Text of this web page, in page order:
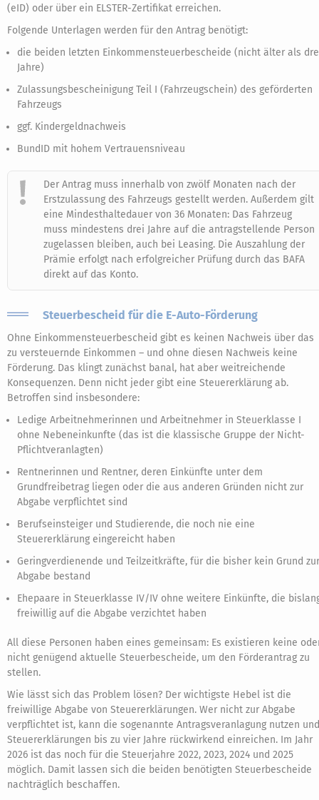
(eID) oder über ein ELSTER-Zertifikat erreichen.
Folgende Unterlagen werden für den Antrag benötigt:
die beiden letzten Einkommensteuerbescheide (nicht älter als
Jahre)
Zulassungsbescheinigung Teil I (Fahrzeugschein) des geförderten
Fahrzeugs
ggf. Kindergeldnachweis
BundID mit hohem Vertrauensniveau
Der Antrag muss innerhalb von zwölf Monaten nach der
Erstzulassung des Fahrzeugs gestellt werden. Außerdem gilt
eine Mindesthaltedauer von 36 Monaten: Das Fahrzeug
muss mindestens drei Jahre auf die antragstellende Person
zugelassen bleiben, auch bei Leasing. Die Auszahlung der
Prämie erfolgt nach erfolgreicher Prüfung durch das BAFA
direkt auf das Konto.
Steuerbescheid für die E-Auto-Förderung
Ohne Einkommensteuerbescheid gibt es keinen Nachweis über das
zu versteuernde Einkommen – und ohne diesen Nachweis keine
Förderung. Das klingt zunächst banal, hat aber weitreichende
Konsequenzen. Denn nicht jeder gibt eine Steuererklärung ab.
Betroffen sind insbesondere:
Ledige Arbeitnehmerinnen und Arbeitnehmer in Steuerklasse I
ohne Nebeneinkunfte (das ist die klassische Gruppe der Nicht-
Pflichtveranlagten)
Rentnerinnen und Rentner, deren Einkünfte unter dem
Grundfreibetrag liegen oder die aus anderen Gründen nicht zur
Abgabe verpflichtet sind
Berufseinsteiger und Studierende, die noch nie eine
Steuererklärung eingereicht haben
Geringverdienende und Teilzeitkräfte, für die bisher kein Grund zur
Abgabe bestand
Ehepaare in Steuerklasse IV/IV ohne weitere Einkünfte, die
freiwillig auf die Abgabe verzichtet haben
All diese Personen haben eines gemeinsam: Es existieren keine
nicht genügend aktuelle Steuerbescheide, um den Förderantrag zu
stellen.
Wie lässt sich das Problem lösen? Der wichtigste Hebel ist die
freiwillige Abgabe von Steuererklärungen. Wer nicht zur Abgabe
verpflichtet ist, kann die sogenannte Antragsveranlagung nutzen und
Steuererklärungen bis zu vier Jahre rückwirkend einreichen. Im Jahr
2026 ist das noch für die Steuerjahre 2022, 2023, 2024 und 2025
möglich. Damit lassen sich die beiden benötigten Steuerbescheide
nachträglich beschaffen.